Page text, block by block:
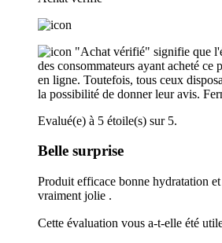
"Achat vérifié" signifie que
des consommateurs ayant acheté ce
en ligne. Toutefois, tous ceux
la possibilité de donner leur avis.
Evalué(e) à 5 étoile(s) sur 5.
Belle surprise
Produit efficace bonne hydratation
vraiment jolie .
Cette évaluation vous a-t-elle été